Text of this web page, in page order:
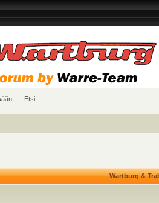
Etsi
Wartburg &